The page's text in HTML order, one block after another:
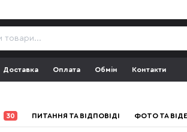
Доставка Оплата Обмін Контакти
30 ПИТАННЯ ТА ВІДПОВІДІ ФОТО ТА